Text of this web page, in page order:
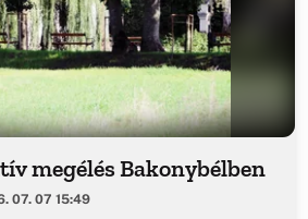
megélés Bakonybélben
07. 07 15:49